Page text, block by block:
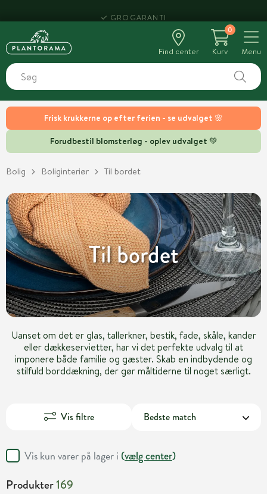
Frisk krukkerne op efter ferien - se udvalget 🌸
Forudbestil blomsterløg - oplev udvalget 💚
Find center
0
Kurv
Menu
Bolig Boliginteriør Til bordet
Til bordet
Uanset om det er glas, tallerkner, bestik, fade, skåle, kander
eller dækkeservietter, har vi det perfekte udvalg til at
imponere både familie og gæster. Skab en indbydende og
stilfuld borddækning, der gør måltiderne til noget særligt.
Vis filtre
Vis kun varer på lager i (vælg center)
Produkter169